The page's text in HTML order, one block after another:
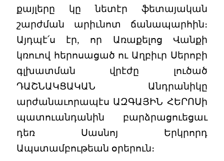
քայլերը կը նետէր ֆետայական
շարժման արիւնոտ ճանապարհին։
Այդպէ՛ս էր, որ Առաքելոց Վանքի
կռուով հերոսացած ու Աղբիւր Սերոբի
գլխատման վրէժը լուծած
ԴԱՇՆԱԿՑԱԿԱՆ Անդրանիկը
արժանաւորապէս ԱԶԳԱՅԻՆ ՀԵՐՈՍի
պատուանդանին բարձրացուեցաւ
դեռ Սասնոյ Երկրորդ
Ապստամբութեան օրերուն։